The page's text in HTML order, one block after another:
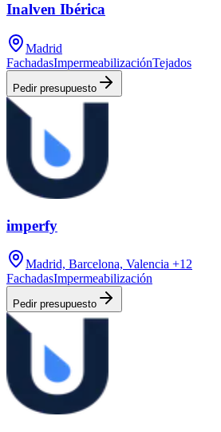
Inalven Ibérica
Madrid
FachadasImpermeabilizaciónTejados
Pedir presupuesto
imperfy
Madrid, Barcelona, Valencia +12
FachadasImpermeabilización
Pedir presupuesto